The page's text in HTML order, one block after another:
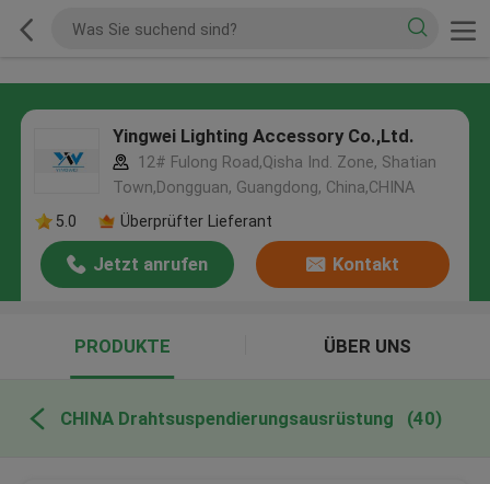
Yingwei Lighting Accessory Co.,Ltd.
12# Fulong Road,Qisha Ind. Zone, Shatian
Town,Dongguan, Guangdong, China,CHINA
5.0
Überprüfter Lieferant
Jetzt anrufen Kontakt
PRODUKTE ÜBER UNS
CHINA Drahtsuspendierungsausrüstung (40)